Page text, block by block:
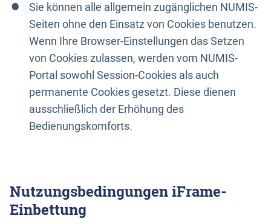
Sie können alle allgemein zugänglichen NUMIS-
Seiten ohne den Einsatz von Cookies benutzen.
Wenn Ihre Browser-Einstellungen das Setzen
von Cookies zulassen, werden vom NUMIS-
Portal sowohl Session-Cookies als auch
permanente Cookies gesetzt. Diese dienen
ausschließlich der Erhöhung des
Bedienungskomforts.
Nutzungsbedingungen iFrame-
Einbettung